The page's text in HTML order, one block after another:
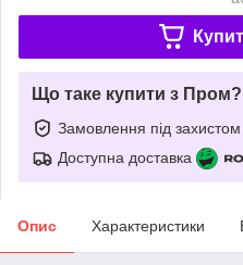
Що таке купити з Пром?
Замовлення під захистом
Доступна доставка
Опис Характеристики